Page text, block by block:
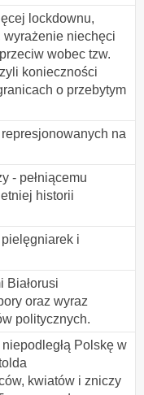
lockdownu,
wyrażenie niechęci
wobec tzw.
konieczności
o przebytym
na
- pełniącemu
historii
i
Białorusi
oraz wyraz
politycznych.
Polskę w
kwiatów i zniczy